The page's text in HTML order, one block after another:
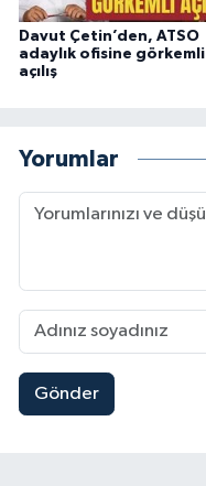
Davut Çetin’den, ATSO
adaylık ofisine görkemli
açılış
Yorumlar
Gönder